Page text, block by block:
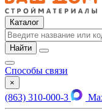
Каталог
Найти
Способы связи
×
(863) 310-000-3